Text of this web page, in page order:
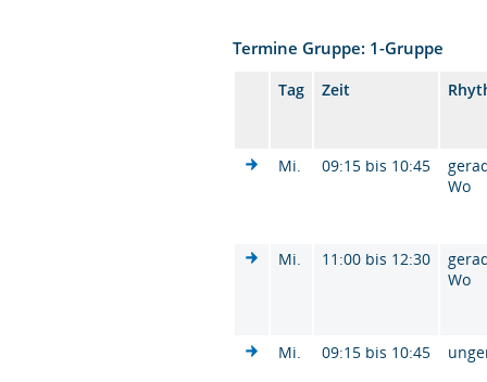
Termine Gruppe: 1-Gruppe
Tag Zeit
Mi. 09:15 bis 10:45
Wo
Mi. 11:00 bis 12:30
Wo
Mi. 09:15 bis 10:45